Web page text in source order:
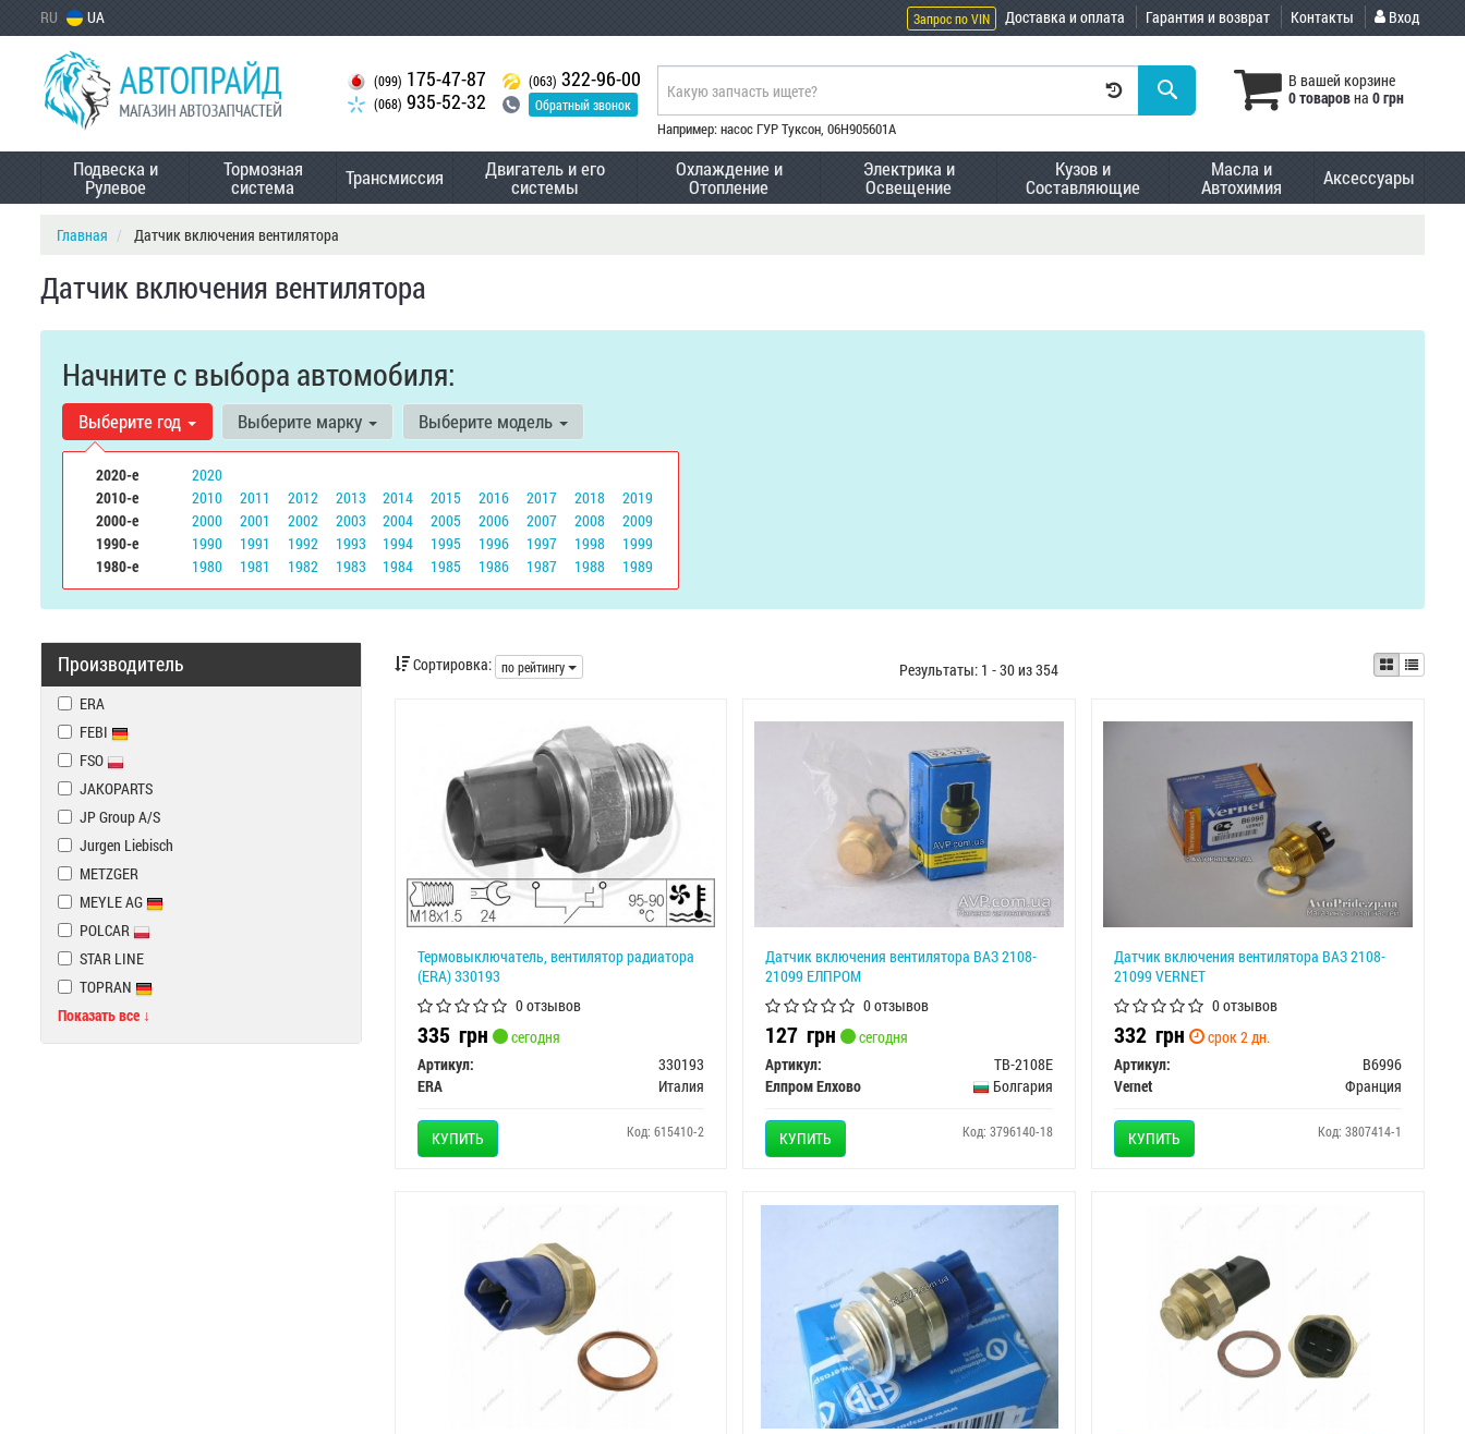
RU UA Запрос по VIN Доставка и оплата Гарантия и возврат Контакты Вход
(099) 175-47-87
(068) 935-52-32
(063) 322-96-00
Обратный звонок
В вашей корзине
0 товаровна 0 грн
Например: насос ГУР Туксон, 06H905601A
Подвеска и
Рулевое
Тормозная
система Трансмиссия Двигатель и его
системы
Охлаждение и
Отопление
Электрика и
Освещение
Кузов и
Составляющие
Масла и
Автохимия Аксессуары
Главная Датчик включения вентилятора
Датчик включения вентилятора
Начните с выбора автомобиля:
Выберите год
2020-е
2020
2010-е
2010 2011 2012 2013 2014 2015 2016 2017 2018
2019
2000-е
2000 2001 2002 2003 2004 2005 2006 2007 2008
2009
1990-е
1990 1991 1992 1993 1994 1995 1996 1997 1998
1999
1980-е
1980 1981 1982 1983 1984 1985 1986 1987 1988 1989
Выберите марку Выберите модель
Производитель
ERA
FEBI
FSO
JAKOPARTS
JP Group A/S
Jurgen Liebisch
METZGER
MEYLE AG
POLCAR
STAR LINE
TOPRAN
Показать все ↓
Сортировка: по рейтингу Результаты: 1 - 30 из 354
Термовыключатель, вентилятор радиатора
(ERA) 330193
0 отзывов
335 грн
сегодня
Артикул:
330193
ERA
Италия
КУПИТЬ Код: 615410-2
Датчик включения вентилятора ВАЗ 2108-
21099 ЕЛПРОМ
0 отзывов
127грн
сегодня
Артикул:
TB-2108E
Елпром Елхово
Болгария
КУПИТЬ Код: 3796140-18
Датчик включения вентилятора ВАЗ 2108-
21099 VERNET
0 отзывов
332грн
срок 2 дн.
Артикул:
B6996
Vernet
Франция
КУПИТЬ Код: 3807414-1